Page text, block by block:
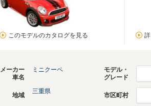
このモデルのカタログを見る
メーカー
車名
ミニクーペ
モデル・
グレード
地域
三重県
市区町村